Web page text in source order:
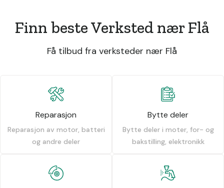
Finn beste Verksted nær Flå
Få tilbud fra verksteder nær Flå
Reparasjon
Reparasjon av motor, batteri
og andre deler
Bytte deler
Bytte deler i moter, for- og
bakstilling, elektronikk